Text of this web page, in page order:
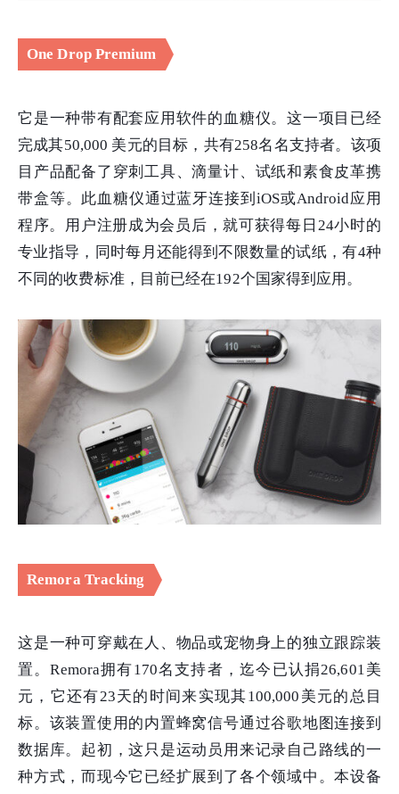
One Drop Premium
它是一种带有配套应用软件的血糖仪。这一项目已经
完成其50,000 美元的目标，共有258名名支持者。该项
目产品配备了穿刺工具、滴量计、试纸和素食皮革携
带盒等。此血糖仪通过蓝牙连接到iOS或Android应用
程序。用户注册成为会员后，就可获得每日24小时的
专业指导，同时每月还能得到不限数量的试纸，有4种
不同的收费标准，目前已经在192个国家得到应用。
Remora Tracking
这是一种可穿戴在人、物品或宠物身上的独立跟踪装
置。Remora拥有170名支持者，迄今已认捐26,601美
元，它还有23天的时间来实现其100,000美元的总目
标。该装置使用的内置蜂窝信号通过谷歌地图连接到
数据库。起初，这只是运动员用来记录自己路线的一
种方式，而现今它已经扩展到了各个领域中。本设备